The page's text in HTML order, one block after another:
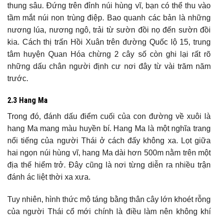
thung sâu. Đứng trên đỉnh núi hùng vĩ, bạn có thể thu vào
tầm mắt núi non trùng điệp. Bao quanh các bản là những
nương lúa, nương ngô, trải từ sườn đồi nọ đến sườn đồi
kia. Cách thị trấn Hồi Xuân trên đường Quốc lộ 15, trung
tâm huyện Quan Hóa chừng 2 cây số còn ghi lại rất rõ
những dấu chân người định cư nơi đây từ vài trăm năm
trước.
2.3 Hang Ma
Trong đó, đánh dấu điểm cuối của con đường về xuôi là
hang Ma mang màu huyền bí. Hang Ma là một nghĩa trang
nổi tiếng của người Thái ở cách đấy không xa. Lọt giữa
hai ngọn núi hùng vĩ, hang Ma dài hơn 500m nằm trên một
địa thế hiểm trở. Đây cũng là nơi từng diễn ra nhiều trận
đánh ác liệt thời xa xưa.
Tuy nhiên, hình thức mộ táng bằng thân cây lớn khoét rỗng
của người Thái cổ mới chính là điều làm nên không khí